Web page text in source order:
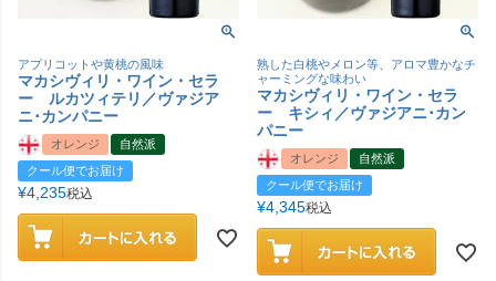
アプリコットや黄桃の風味
マカシヴィリ・ワイン・セラ
ー ルカツィテリ／ヴァジア
ニ･カンパニー
オレンジ
自然派
クール便でお届け
¥4,235税込
熟した白桃やメロン等、アロマ豊かなチ
ャーミングな味わい
マカシヴィリ・ワイン・セラ
ー キシィ／ヴァジアニ･カン
パニー
オレンジ
自然派
クール便でお届け
¥4,345税込